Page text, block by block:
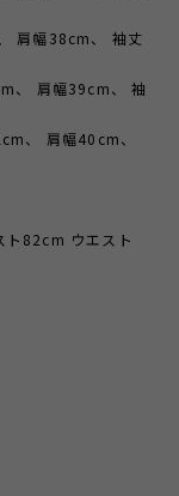
肩幅38cm、 袖丈
、 肩幅39cm、 袖
、 肩幅40cm、
82cm ウエスト